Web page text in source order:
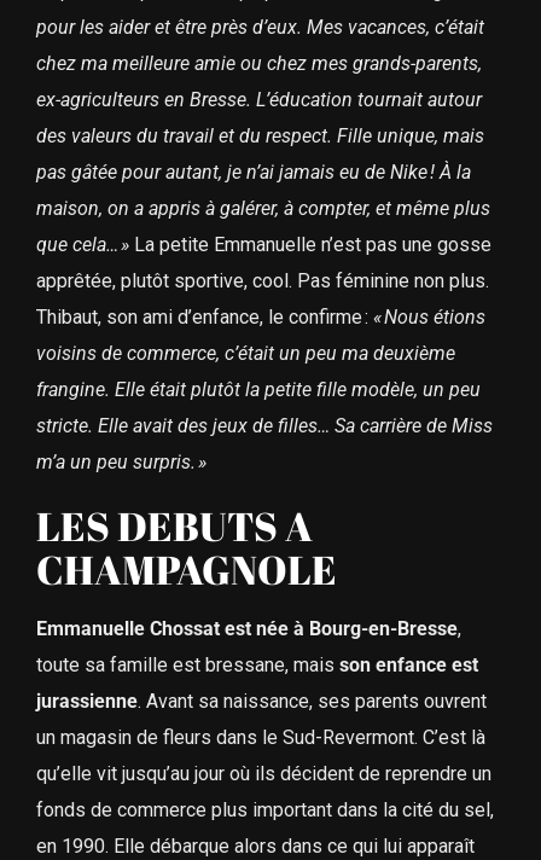
pour les aider et être près d’eux. Mes vacances, c’était
chez ma meilleure amie ou chez mes grands-parents,
ex-agriculteurs en Bresse. L’éducation tournait autour
des valeurs du travail et du respect. Fille unique, mais
pas gâtée pour autant, je n’ai jamais eu de Nike ! À la
maison, on a appris à galérer, à compter, et même plus
que cela… »La petite Emmanuelle n’est pas une gosse
apprêtée, plutôt sportive, cool. Pas féminine non plus.
Thibaut, son ami d’enfance, le confirme : « Nous étions
voisins de commerce, c’était un peu ma deuxième
frangine. Elle était plutôt la petite fille modèle, un peu
stricte. Elle avait des jeux de filles… Sa carrière de Miss
m’a un peu surpris. »
LES DEBUTS A
CHAMPAGNOLE
Emmanuelle Chossat est née à Bourg-en-Bresse,
toute sa famille est bressane, mais son enfance est
jurassienne. Avant sa naissance, ses parents ouvrent
un magasin de fleurs dans le Sud-Revermont. C’est là
qu’elle vit jusqu’au jour où ils décident de reprendre un
fonds de commerce plus important dans la cité du sel,
en 1990. Elle débarque alors dans ce qui lui apparaît